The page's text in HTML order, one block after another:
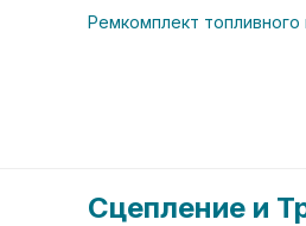
Ремкомплект топливного
Сцепление и